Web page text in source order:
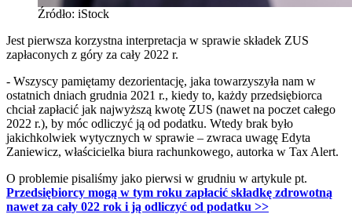
Źródło: iStock
Jest pierwsza korzystna interpretacja w sprawie składek ZUS
zapłaconych z góry za cały 2022 r.
- Wszyscy pamiętamy dezorientację, jaka towarzyszyła nam w
ostatnich dniach grudnia 2021 r., kiedy to, każdy przedsiębiorca
chciał zapłacić jak najwyższą kwotę ZUS (nawet na poczet całego
2022 r.), by móc odliczyć ją od podatku. Wtedy brak było
jakichkolwiek wytycznych w sprawie – zwraca uwagę Edyta
Zaniewicz, właścicielka biura rachunkowego, autorka w Tax Alert.
O problemie pisaliśmy jako pierwsi w grudniu w artykule pt.
Przedsiębiorcy mogą w tym roku zapłacić składkę zdrowotną
nawet za cały 022 rok i ją odliczyć od podatku >>